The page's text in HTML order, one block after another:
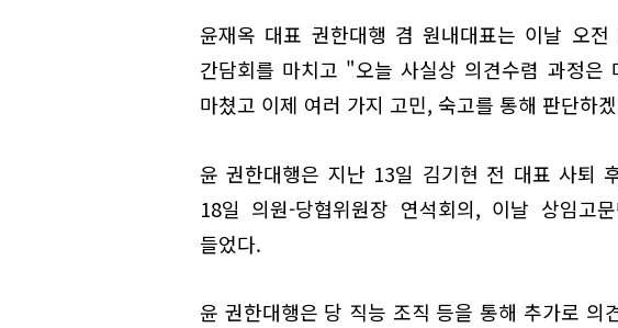
윤재옥 대표 권한대행 겸 원내대표는 이날 오
간담회를 마치고 "오늘 사실상 의견수렴 과정은
마쳤고 이제 여러 가지 고민, 숙고를 통해 판단하
윤 권한대행은 지난 13일 김기현 전 대표 사퇴
18일 의원-당협위원장 연석회의, 이날 상임고
들었다.
윤 권한대행은 당 직능 조직 등을 통해 추가로 의